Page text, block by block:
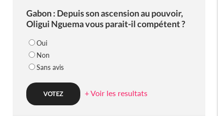
Gabon : Depuis son ascension au pouvoir,
Oligui Nguema vous parait-il compétent ?
Oui
Non
Sans avis
+ Voir les resultats